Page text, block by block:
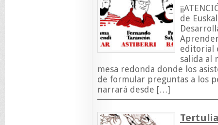
de
editorial
salida al
mesa redonda donde los
de formular preguntas a los
narrará desde […]